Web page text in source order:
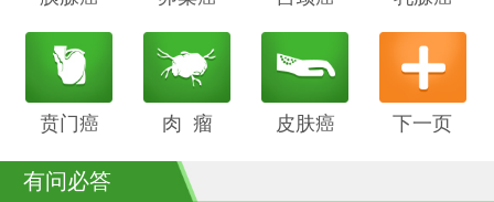
下一页
贲门癌 阴茎癌肉 瘤 白血病皮肤癌
有问必答